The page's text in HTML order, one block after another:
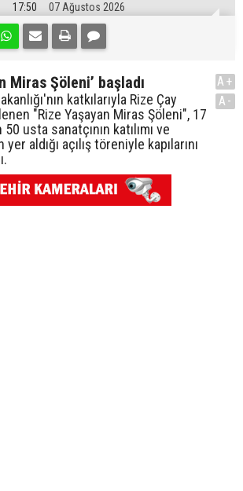
17:50 07 Ağustos 2026
Miras Şöleni’ başladı
katkılarıyla Rize Çay
"Rize Yaşayan Miras Şöleni", 17
usta sanatçının katılımı ve
aldığı açılış töreniyle kapılarını
A+
A-